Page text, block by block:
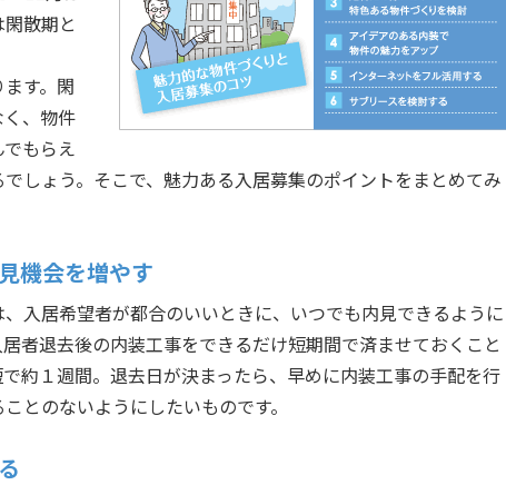
散期と
す。閑
、物件
もらえ
しょう。そこで、魅力ある入居募集のポイントをまとめてみ
機会を増やす
入居希望者が都合のいいときに、いつでも内見できるように
者退去後の内装工事をできるだけ短期間で済ませておくこと
約１週間。退去日が決まったら、早めに内装工事の手配を行
とのないようにしたいものです。